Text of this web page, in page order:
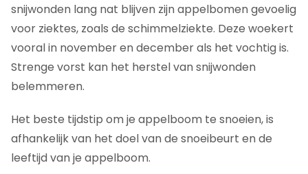
snijwonden lang nat blijven zijn appelbomen gevoelig
voor ziektes, zoals de schimmelziekte. Deze woekert
vooral in november en december als het vochtig is.
Strenge vorst kan het herstel van snijwonden
belemmeren.
Het beste tijdstip om je appelboom te snoeien, is
afhankelijk van het doel van de snoeibeurt en de
leeftijd van je appelboom.